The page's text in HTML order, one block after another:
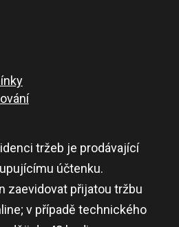
tržeb je prodávající
účtenku.
zaevidovat přijatou tržbu
v případě technického